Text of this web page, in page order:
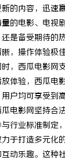
的内容，迅速
的电影、电视
是备受期待的
，操作体验极
，西瓜电影网
体验，西瓜电
户均可享受到
电影网坚持合
行业标准制定
于打造多元化
动乐趣。这种